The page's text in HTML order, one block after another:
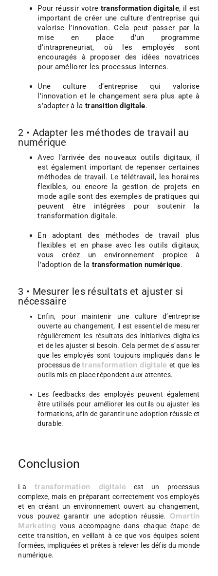
Pour réussir votre transformation digitale, il est
important de créer une culture d’entreprise qui
valorise l’innovation. Cela peut passer par la
mise en place d’un programme
d’intrapreneuriat, où les employés sont
encouragés à proposer des idées novatrices
pour améliorer les processus internes.
Une culture d’entreprise qui valorise
l’innovation et le changement sera plus apte à
s’adapter à la transition digitale.
2 • Adapter les méthodes de travail au
numérique
Avec l’arrivée des nouveaux outils digitaux, il
est également important de repenser certaines
méthodes de travail. Le télétravail, les horaires
flexibles, ou encore la gestion de projets en
mode agile sont des exemples de pratiques qui
peuvent être intégrées pour soutenir la
transformation digitale.
En adoptant des méthodes de travail plus
flexibles et en phase avec les outils digitaux,
vous créez un environnement propice à
l’adoption de la transformation numérique.
3 • Mesurer les résultats et ajuster si
nécessaire
Enfin, pour maintenir une culture d’entreprise
ouverte au changement, il est essentiel de mesurer
régulièrement les résultats des initiatives digitales
et de les ajuster si besoin. Cela permet de s’assurer
que les employés sont toujours impliqués dans le
processus de transformation digitale et que les
outils mis en place répondent aux attentes.
Les feedbacks des employés peuvent également
être utilisés pour améliorer les outils ou ajuster les
formations, afin de garantir une adoption réussie et
durable.
Conclusion
La transformation digitale est un processus
complexe, mais en préparant correctement vos employés
et en créant un environnement ouvert au changement,
vous pouvez garantir une adoption réussie. Omartin
Marketing vous accompagne dans chaque étape de
cette transition, en veillant à ce que vos équipes soient
formées, impliquées et prêtes à relever les défis du monde
numérique.